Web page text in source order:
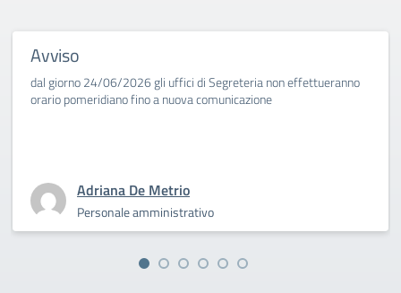
Avviso
dal giorno 24/06/2026 gli uffici di Segreteria non effettueranno
orario pomeridiano fino a nuova comunicazione
Adriana De Metrio
Personale amministrativo